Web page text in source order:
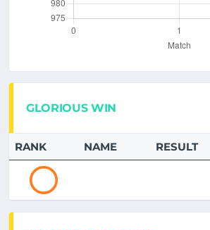
GLORIOUS WIN
RANK NAME RESULT